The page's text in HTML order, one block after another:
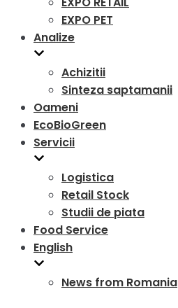
EXPO PET
Analize
Achizitii
Sinteza saptamanii
Oameni
EcoBioGreen
Servicii
Logistica
Retail Stock
Studii de piata
Food Service
English
News from Romania